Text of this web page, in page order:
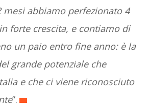
mesi abbiamo perfezionato 4
forte crescita, e contiamo di
un paio entro fine anno: è la
grande potenziale che
e che ci viene riconosciuto
”.